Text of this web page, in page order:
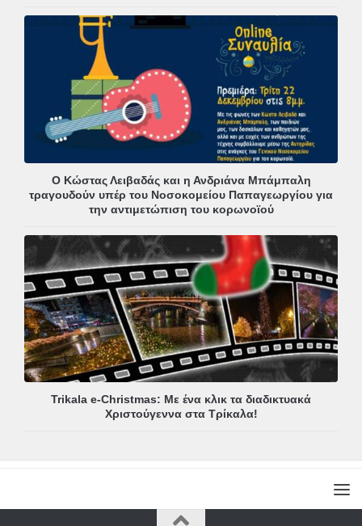
Ο Κώστας Λειβαδάς και η Ανδριάνα Μπάμπαλη
τραγουδούν υπέρ του Νοσοκομείου Παπαγεωργίου για
την αντιμετώπιση του κορωνοϊού
Trikala e-Christmas: Με ένα κλικ τα διαδικτυακά
Χριστούγεννα στα Τρίκαλα!